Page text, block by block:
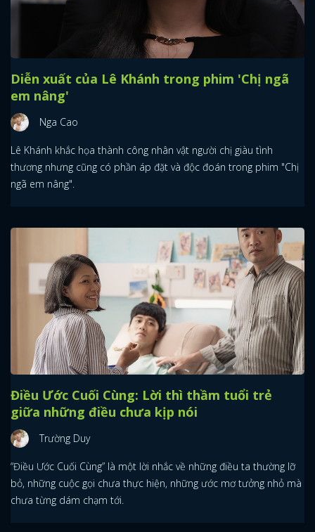
Diễn xuất của Lê Khánh trong phim 'Chị ngã
em nâng'
Nga Cao
Lê Khánh khắc họa thành công nhân vật người chị giàu tình
thương nhưng cũng có phần áp đặt và độc đoán trong phim "Chị
ngã em nâng".
Điều Ước Cuối Cùng: Lời thì thầm tuổi trẻ
giữa những điều chưa kịp nói
Trường Duy
“Điều Ước Cuối Cùng” là một lời nhắc về những điều ta thường lỡ
bỏ, những cuộc gọi chưa thực hiện, những ước mơ tưởng nhỏ mà
chưa từng dám chạm tới.